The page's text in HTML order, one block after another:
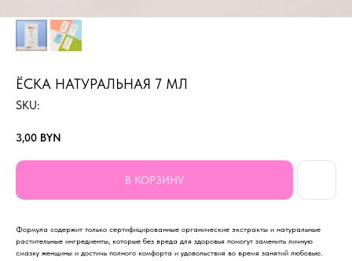
ЁСКА НАТУРАЛЬНАЯ 7 МЛ
SKU:
3,00 BYN
В КОРЗИНУ
Формула содержит только сертифицированные органические экстракты и натуральные
растительные ингредиенты, которые без вреда для здоровья помогут заменить личную
смазку женщины и достичь полного комфорта и удовольствия во время занятий любовью.